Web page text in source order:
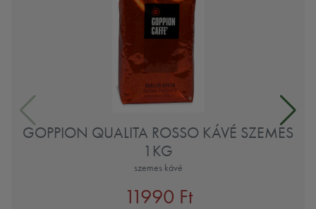
GOPPION QUALITA ROSSO KÁVÉ SZEMES
1KG
szemes kávé
11990 Ft